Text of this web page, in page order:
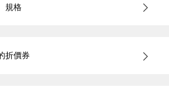
規格
折價券